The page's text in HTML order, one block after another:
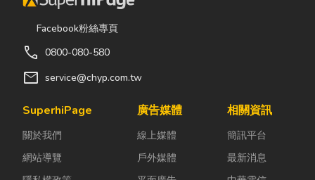
Facebook粉絲專頁
call 0800-080-580
mail service@chyp.com.tw
SuperhiPage
關於我們
網站導覽
廣告媒體
線上媒體
戶外媒體
相關資訊
簡訊平台
最新消息